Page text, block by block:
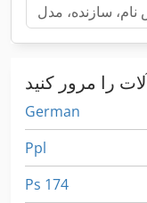
German
Ppl
Ps 174